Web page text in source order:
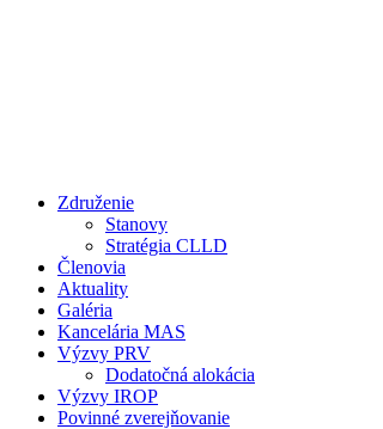
Združenie
Stanovy
Stratégia CLLD
Členovia
Aktuality
Galéria
Kancelária MAS
Výzvy PRV
Dodatočná alokácia
Výzvy IROP
Povinné zverejňovanie